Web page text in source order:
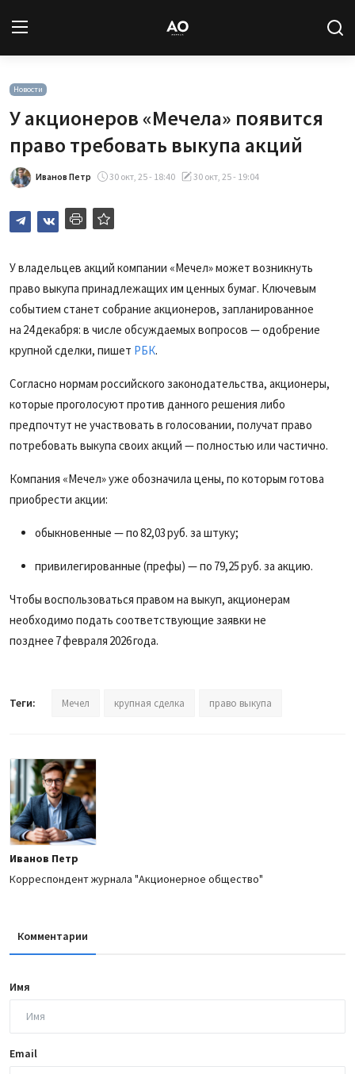
Новости
Статьи
Авторы
База знаний
Подписка
Новости
У акционеров «Мечела» появится
право требовать выкупа акций
Иванов Петр 30 окт, 25 - 18:40 30 окт, 25 - 19:04
У владельцев акций компании «Мечел» может возникнуть
право выкупа принадлежащих им ценных бумаг. Ключевым
событием станет собрание акционеров, запланированное
на 24 декабря: в числе обсуждаемых вопросов — одобрение
крупной сделки, пишет РБК.
Согласно нормам российского законодательства, акционеры,
которые проголосуют против данного решения либо
предпочтут не участвовать в голосовании, получат право
потребовать выкупа своих акций — полностью или частично.
Компания «Мечел» уже обозначила цены, по которым готова
приобрести акции:
обыкновенные — по82,03руб. за штуку;
привилегированные (префы) — по 79,25руб. за акцию.
Чтобы воспользоваться правом на выкуп, акционерам
необходимо подать соответствующие заявки не
позднее 7 февраля 2026 года.
Теги: Мечел крупная сделка право выкупа
Иванов Петр
Корреспондент журнала "Акционерное общество"
Комментарии
Имя
Email